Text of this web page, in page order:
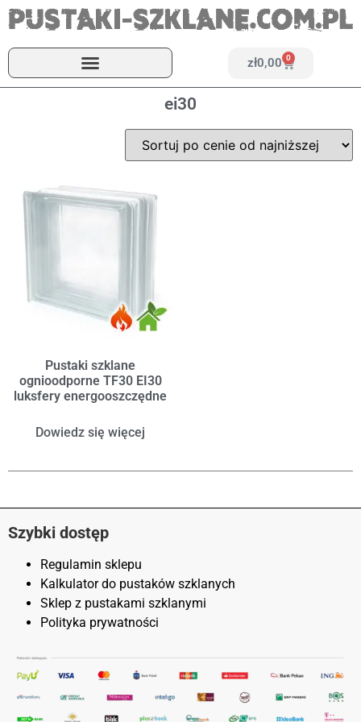
zł0,00 0
ei30
Pustaki szklane
ognioodporne TF30 EI30
luksfery energooszczędne
Dowiedz się więcej
Szybki dostęp
Regulamin sklepu
Kalkulator do pustaków szklanych
Sklep z pustakami szklanymi
Polityka prywatności